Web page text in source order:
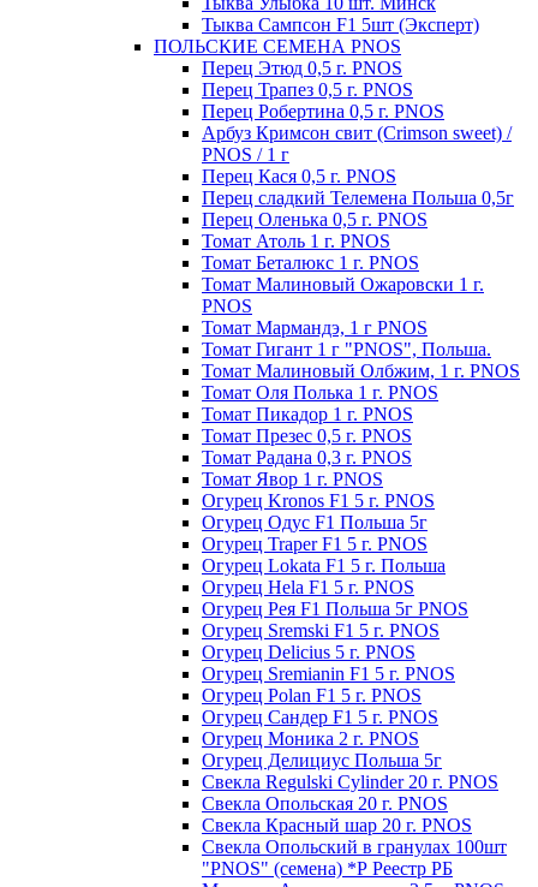
Тыква Сампсон F1 5шт (Эксперт)
ПОЛЬСКИЕ СЕМЕНА PNOS
Перец Этюд 0,5 г. PNOS
Перец Трапез 0,5 г. PNOS
Перец Робертина 0,5 г. PNOS
Арбуз Кримсон свит (Crimson sweet) /
PNOS / 1 г
Перец Кася 0,5 г. PNOS
Перец сладкий Телемена Польша 0,5г
Перец Оленька 0,5 г. PNOS
Томат Атоль 1 г. PNOS
Томат Беталюкс 1 г. PNOS
Томат Малиновый Ожаровски 1 г.
PNOS
Томат Мармандэ, 1 г PNOS
Томат Гигант 1 г "PNOS", Польша.
Томат Малиновый Олбжим, 1 г. PNOS
Томат Оля Полька 1 г. PNOS
Томат Пикадор 1 г. PNOS
Томат Презес 0,5 г. PNOS
Toмaт Рaдaнa 0,3 г. PNOS
Томат Явор 1 г. PNOS
Огурец Kronos F1 5 г. PNOS
Огурец Одус F1 Польша 5г
Огурец Traper F1 5 г. PNOS
Огурец Lokata F1 5 г. Польша
Огурец Hela F1 5 г. PNOS
Огурец Рея F1 Польша 5г PNOS
Огурец Sremski F1 5 г. PNOS
Огурец Delicius 5 г. PNOS
Огурец Sremianin F1 5 г. PNOS
Огурец Polan F1 5 г. PNOS
Огурец Сандер F1 5 г. PNOS
Огурец Моника 2 г. PNOS
Огурец Делициус Польша 5г
Свекла Regulski Cylinder 20 г. PNOS
Свекла Опольская 20 г. PNOS
Свекла Красный шар 20 г. PNOS
Свекла Опольский в гранулах 100шт
"PNOS" (семена) *Р Реестр РБ